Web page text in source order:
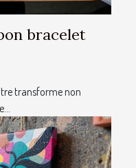
bracelet
transforme non